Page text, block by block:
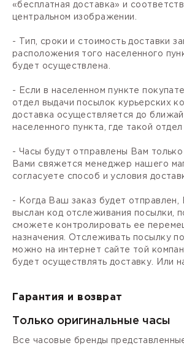
«бесплатная доставка» и
центральном изображении.
- Тип, сроки и стоимость доставки
расположения того населенного
будет осуществлена.
- Если в населенном пункте
отдел выдачи посылок курьерских
доставка осуществляется до
населенного пункта, где такой отдел
- Часы будут отправлены Вам только
Вами свяжется менеджер нашего
согласуете способ и условия
- Когда Ваш заказ будет отправлен,
выслан код отслеживания посылки,
сможете контролировать ее
назначения. Отслеживать посылку
можно на интернет сайте той
будет осуществлять доставку. Или
Гарантия и возврат
Только оригинальные часы
Все часовые бренды